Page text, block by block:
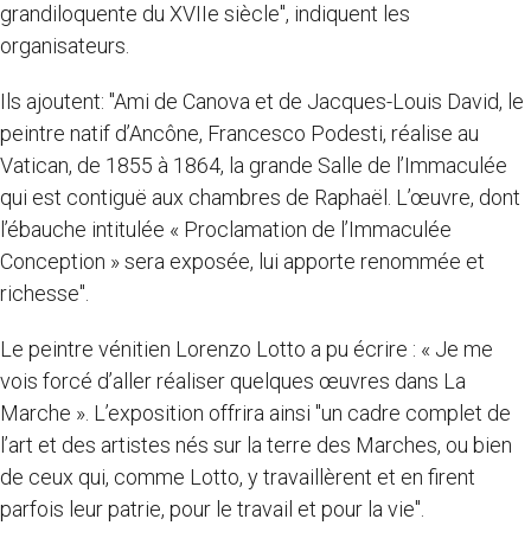
grandiloquente du XVIIe siècle", indiquent les
organisateurs.
Ils ajoutent: "Ami de Canova et de Jacques-Louis David, le
peintre natif d’Ancône, Francesco Podesti, réalise au
Vatican, de 1855 à 1864, la grande Salle de l’Immaculée
qui est contiguë aux chambres de Raphaël. L’œuvre, dont
l’ébauche intitulée « Proclamation de l’Immaculée
Conception » sera exposée, lui apporte renommée et
richesse".
Le peintre vénitien Lorenzo Lotto a pu écrire : « Je me
vois forcé d’aller réaliser quelques œuvres dans La
Marche ». L’exposition offrira ainsi "un cadre complet de
l’art et des artistes nés sur la terre des Marches, ou bien
de ceux qui, comme Lotto, y travaillèrent et en firent
parfois leur patrie, pour le travail et pour la vie".